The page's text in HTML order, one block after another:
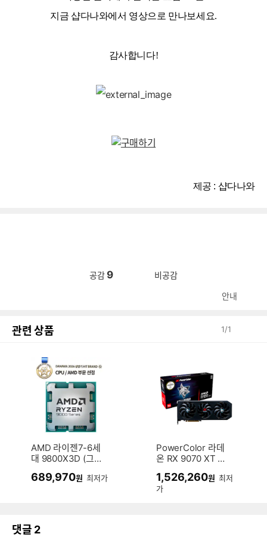
지금 샵다나와에서 영상으로 만나보세요.
감사합니다!
제공 : 샵다나와
공감 9 비공감
안내
관련 상품 1/1
AMD 라이젠7-6세
대 9800X3D (그래
정품)
689,970원 최저가
PowerColor 라데
온 RX 9070 XT He
대원씨티에스
1,526,260원 최저
가
댓글 2